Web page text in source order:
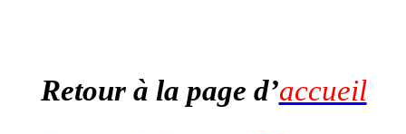
Retour à la page d’accueil